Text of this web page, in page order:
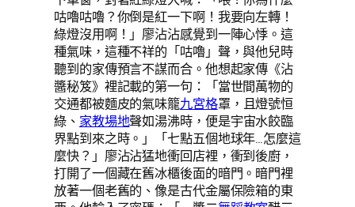
咕嚕咕嚕？你倒是紅一下啊！我要向左轉！
綠燈沒用啊！」廖沾沾感覺到一陣心悸。這
種氣味，這種不祥的「咕嚕」聲，與他兒時
聽到的家傳預言不謀而合。他想起家傳《沾
醬秘笈》裡記載的第一句：「當世間萬物的
交通都被麵皮的氣味籠九宮格罩，且燈號恒
綠、 家教場地聲如湯沸時，便是宇宙水餃臨
界點到來之時。」「七點五個地球年…怎麼這
麼快？」廖沾沾猛地衝回店裡，衝到後廚，
打開了一個藏在舊冰櫃後面的暗門。暗門裡
放著一個老舊的、像是古代金屬保險箱的東